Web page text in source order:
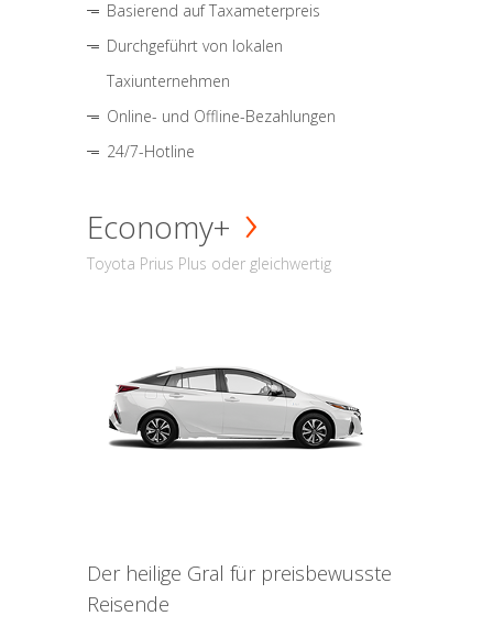
Basierend auf Taxameterpreis
Durchgeführt von lokalen
Taxiunternehmen
Online- und Offline-Bezahlungen
24/7-Hotline
Economy+
Toyota Prius Plus oder gleichwertig
Der heilige Gral für preisbewusste
Reisende